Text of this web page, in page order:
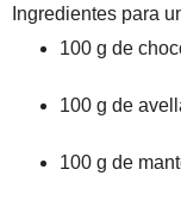
Ingredientes para
100 g de
100 g de
100 g de